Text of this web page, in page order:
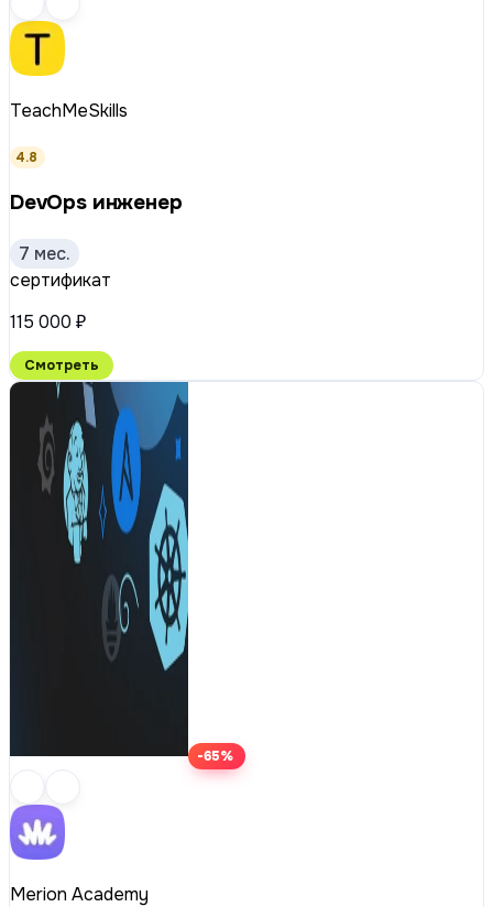
TeachMeSkills
4.8
DevOps инженер
7 мес.
сертификат
115 000 ₽
Смотреть
-65%
Merion Academy